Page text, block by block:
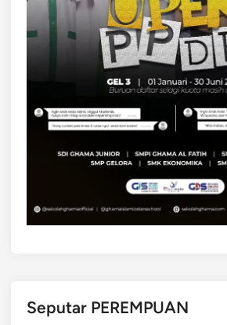
A
N
G
:
M
E
K
M
A
T
E
Seputar PEREMPUAN